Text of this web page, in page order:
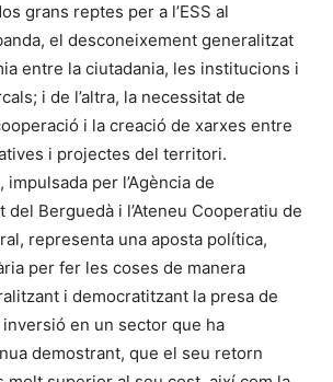
grans reptes per a l’ESS al
el desconeixement generalitzat
entre la ciutadania, les institucions i
i de l’altra, la necessitat de
i la creació de xarxes entre
i projectes del territori.
per l’Agència de
del Berguedà i l’Ateneu Cooperatiu de
representa una aposta política,
per fer les coses de manera
i democratitzant la presa de
en un sector que ha
demostrant, que el seu retorn